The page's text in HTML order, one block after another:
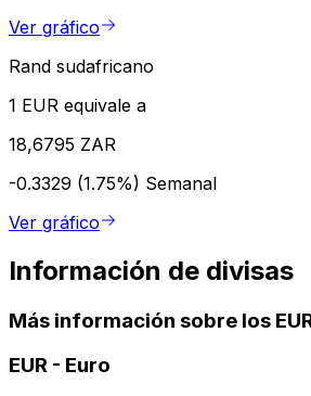
Ver gráfico
Rand sudafricano
1 EUR equivale a
18,6795 ZAR
-0.3329 (1.75%) Semanal
Ver gráfico
Información de divisas
Más información sobre los
EUR - Euro